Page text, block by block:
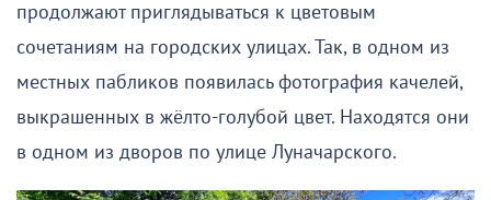
продолжают приглядываться к цветовым
сочетаниям на городских улицах. Так, в одном из
местных пабликов появилась фотография качелей,
выкрашенных в жёлто-голубой цвет. Находятся они
в одном из дворов по улице Луначарского.